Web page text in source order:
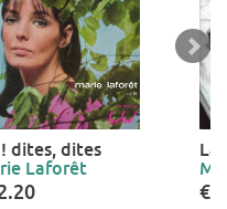
dites, dites
Laforêt
La